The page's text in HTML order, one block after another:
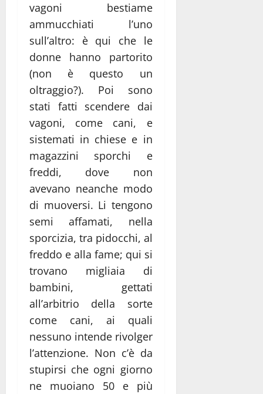
vagoni bestiame
ammucchiati l’uno
sull’altro: è qui che le
donne hanno partorito
(non è questo un
oltraggio?). Poi sono
stati fatti scendere dai
vagoni, come cani, e
sistemati in chiese e in
magazzini sporchi e
freddi, dove non
avevano neanche modo
di muoversi. Li tengono
semi affamati, nella
sporcizia, tra pidocchi, al
freddo e alla fame; qui si
trovano migliaia di
bambini, gettati
all’arbitrio della sorte
come cani, ai quali
nessuno intende rivolger
l’attenzione. Non c’è da
stupirsi che ogni giorno
ne muoiano 50 e più